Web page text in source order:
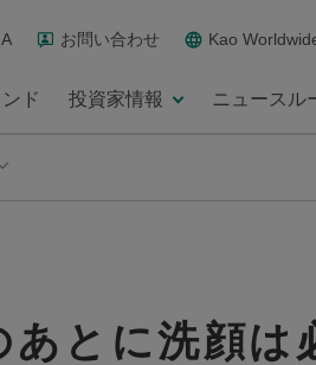
お問い合わせ Kao
ド 投資家情報 ニュースル
あとに洗顔は